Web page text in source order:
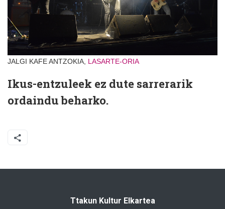
JALGI KAFE ANTZOKIA, LASARTE-ORIA
Ikus-entzuleek ez dute sarrerarik
ordaindu beharko.
Ttakun Kultur Elkartea